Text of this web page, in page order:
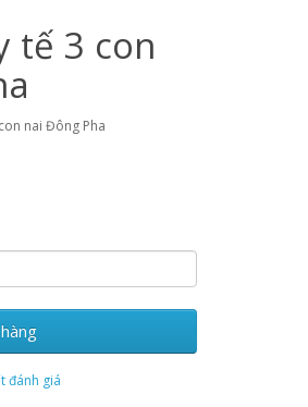
tế 3 con
nai Đông Pha
đánh giá